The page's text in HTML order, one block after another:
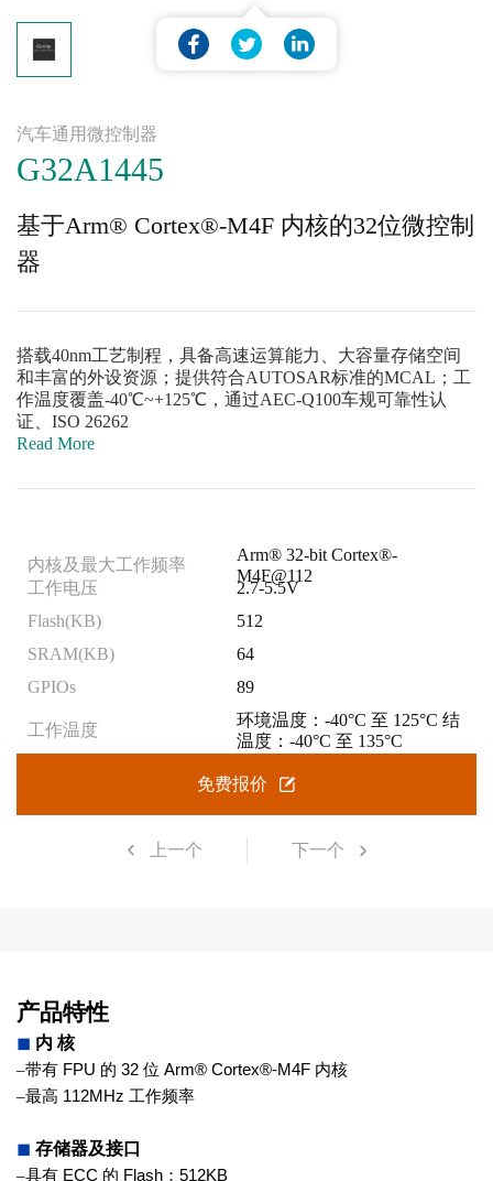
汽车通用微控制器
G32A1445
基于Arm® Cortex®-M4F 内核的32位微控制
器
搭载40nm工艺制程，具备高速运算能力、大容量存储空间
和丰富的外设资源；提供符合AUTOSAR标准的MCAL；工
作温度覆盖-40℃~+125℃，通过AEC-Q100车规可靠性认
证、ISO 26262
Read More
内核及最大工作频率
Arm® 32-bit Cortex®-
M4F@112
工作电压
2.7-5.5V
Flash(KB)
512
SRAM(KB)
64
GPIOs
89
工作温度
环境温度：-40°C 至 125°C 结
温度：-40°C 至 135°C
免费报价
上一个 下一个
产品特性
◼ 内 核
–带有 FPU 的 32 位 Arm® Cortex®-M4F 内核
–最高 112MHz 工作频率
◼ 存储器及接口
–具有 ECC 的 Flash ： 512KB